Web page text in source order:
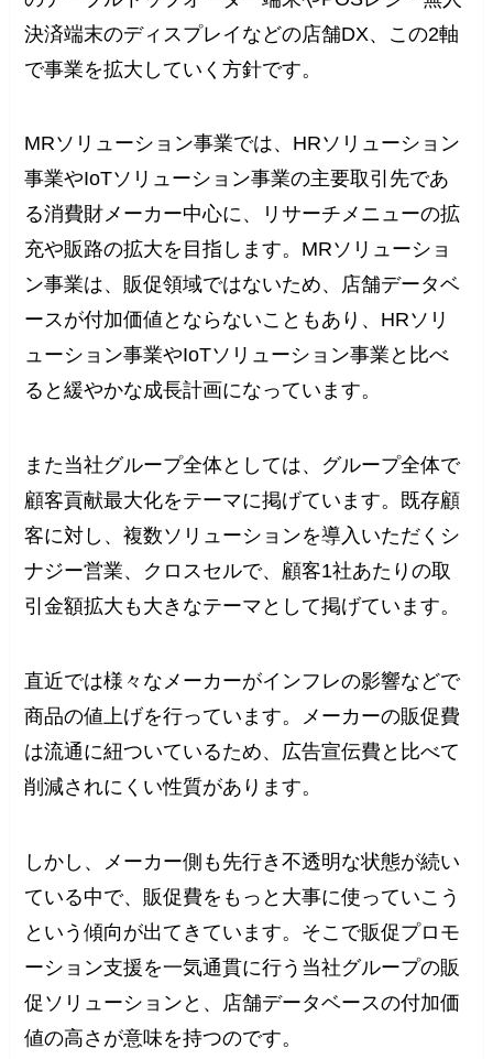
決済端末のディスプレイなどの店舗DX、この2軸
で事業を拡大していく方針です。
MRソリューション事業では、HRソリューション
事業やIoTソリューション事業の主要取引先であ
る消費財メーカー中心に、リサーチメニューの拡
充や販路の拡大を目指します。MRソリューショ
ン事業は、販促領域ではないため、店舗データベ
ースが付加価値とならないこともあり、HRソリ
ューション事業やIoTソリューション事業と比べ
ると緩やかな成長計画になっています。
また当社グループ全体としては、グループ全体で
顧客貢献最大化をテーマに掲げています。既存顧
客に対し、複数ソリューションを導入いただくシ
ナジー営業、クロスセルで、顧客1社あたりの取
引金額拡大も大きなテーマとして掲げています。
直近では様々なメーカーがインフレの影響などで
商品の値上げを行っています。メーカーの販促費
は流通に紐ついているため、広告宣伝費と比べて
削減されにくい性質があります。
しかし、メーカー側も先行き不透明な状態が続い
ている中で、販促費をもっと大事に使っていこう
という傾向が出てきています。そこで販促プロモ
ーション支援を一気通貫に行う当社グループの販
促ソリューションと、店舗データベースの付加価
値の高さが意味を持つのです。